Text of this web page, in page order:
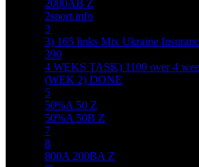
2000AB Z
2sport.info
3
3) 165 links Mix Ukraine
390
4 WEKS TASK) 1100 over 4
(WEK 2) DONE
5
50%A 50 Z
50%A 50B Z
7
8
800A 200BA Z